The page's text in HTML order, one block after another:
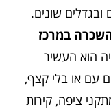
שונים.
במרכז
הוא העשיר
עם או בלי קצף,
ציפה, קירות